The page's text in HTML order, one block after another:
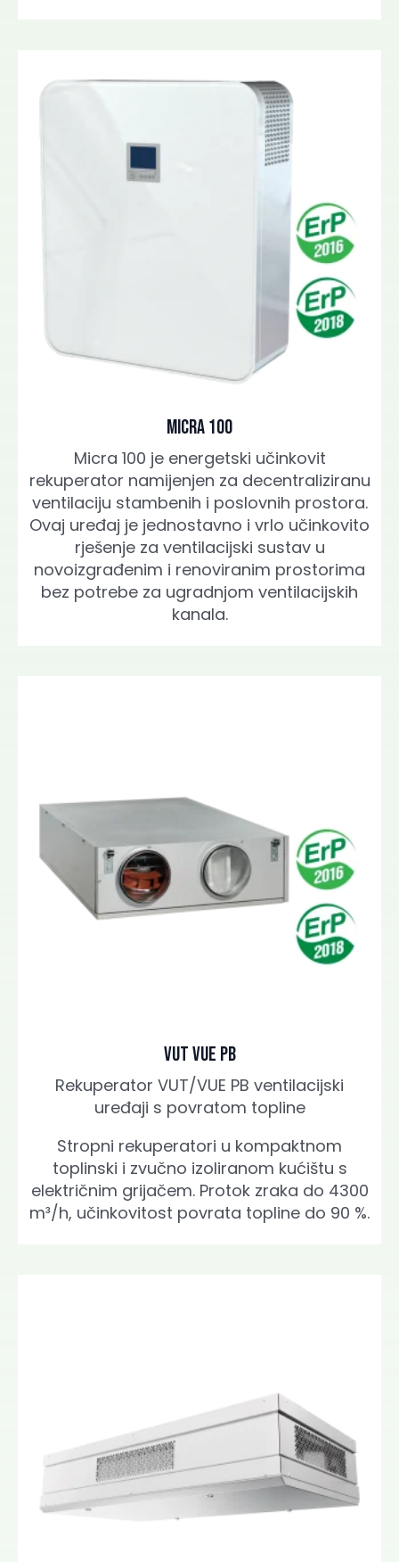
Micra 100
Micra 100 je energetski učinkovit
rekuperator namijenjen za decentraliziranu
ventilaciju stambenih i poslovnih prostora.
Ovaj uređaj je jednostavno i vrlo učinkovito
rješenje za ventilacijski sustav u
novoizgrađenim i renoviranim prostorima
bez potrebe za ugradnjom ventilacijskih
kanala.
VUT VUE PB
Rekuperator VUT/VUE PB ventilacijski
uređaji s povratom topline
Stropni rekuperatori u kompaktnom
toplinski i zvučno izoliranom kućištu s
električnim grijačem. Protok zraka do 4300
m³/h, učinkovitost povrata topline do 90 %.